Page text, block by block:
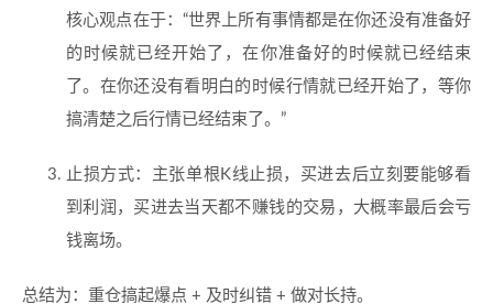
核心观点在于：“世界上所有事情都是在你还没有准备好
的时候就已经开始了，在你准备好的时候就已经结束
了。在你还没有看明白的时候行情就已经开始了，等你
搞清楚之后行情已经结束了。”
止损方式：主张单根K线止损，买进去后立刻要能够看
到利润，买进去当天都不赚钱的交易，大概率最后会亏
钱离场。
总结为：重仓搞起爆点 + 及时纠错 + 做对长持。